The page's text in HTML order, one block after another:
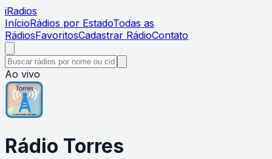
iRadios
InícioRádios por EstadoTodas as
RádiosFavoritosCadastrar RádioContato
Ao vivo
Rádio Torres